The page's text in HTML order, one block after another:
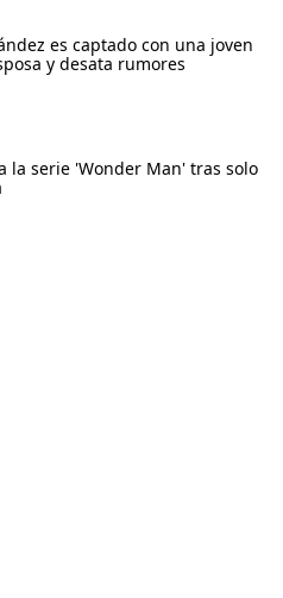
es captado con una joven
y desata rumores
la serie 'Wonder Man' tras solo